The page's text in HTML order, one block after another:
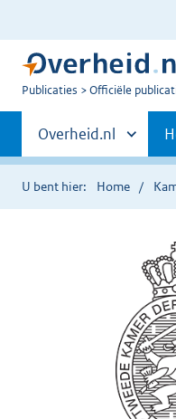
U
Publicaties Officiële
Primaire
navigatie
Andere
sites
binnen
Overheid.nl
U bent hier: Home